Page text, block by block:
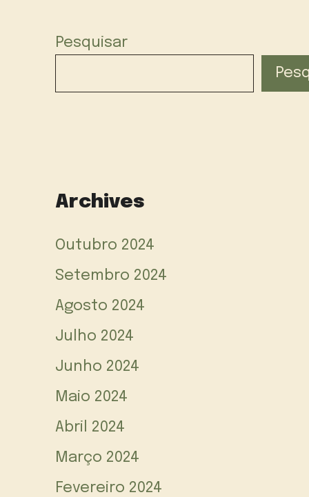
Pesquisar
Archives
Outubro 2024
Setembro 2024
Agosto 2024
Julho 2024
Junho 2024
Maio 2024
Abril 2024
Março 2024
Fevereiro 2024